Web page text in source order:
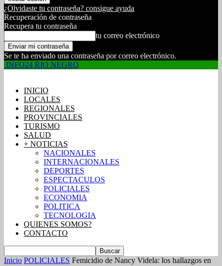
¿Olvidaste tu contraseña? consigue ayuda
Recuperación de contraseña
Recupera tu contraseña
tu correo electrónico
Se te ha enviado una contraseña por correo electrónico.
INFO24 RIO NEGRO
INICIO
LOCALES
REGIONALES
PROVINCIALES
TURISMO
SALUD
+ NOTICIAS
NACIONALES
INTERNACIONALES
DEPORTES
ESPECTACULOS
POLICIALES
ECONOMIA
POLITICA
TECNOLOGIA
QUIENES SOMOS?
CONTACTO
Inicio POLICIALES Femicidio de Nancy Videla: los hallazgos en